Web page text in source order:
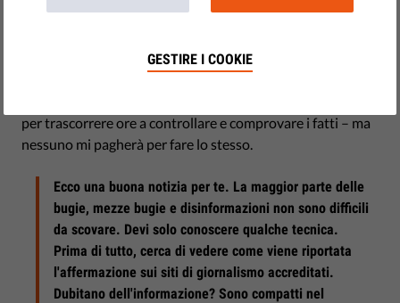
Fantastico, qualcuno potrebbe dire. E come diavolo dovrei
per trascorrere ore a controllare e comprovare i fatti – ma
nessuno mi pagherà per fare lo stesso.
Ecco una buona notizia per te. La maggior parte delle
bugie, mezze bugie e disinformazioni non sono difficili
da scovare. Devi solo conoscere qualche tecnica.
Prima di tutto, cerca di vedere come viene riportata
l'affermazione sui siti di giornalismo accreditati.
Dubitano dell'informazione? Sono compatti nel
GESTIRE I COOKIE